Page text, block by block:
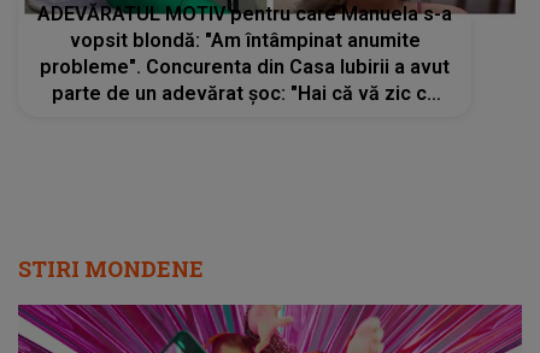
ADEVĂRATUL MOTIV pentru care Manuela s-a
vopsit blondă: "Am întâmpinat anumite
probleme". Concurenta din Casa Iubirii a avut
parte de un adevărat șoc: "Hai că vă zic ce
STIRI MONDENE